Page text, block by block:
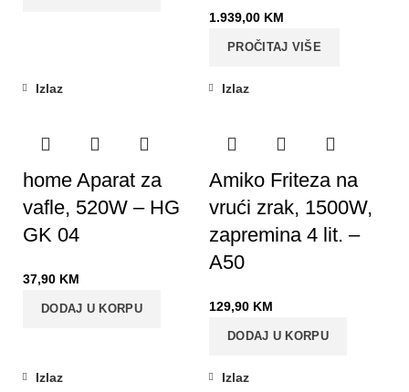
1.939,00 KM
PROČITAJ VIŠE
Izlaz
home Aparat za
vafle, 520W – HG
GK 04
37,90 KM
DODAJ U KORPU
Izlaz
Amiko Friteza na
vrući zrak, 1500W,
zapremina 4 lit. –
A50
129,90 KM
DODAJ U KORPU
Izlaz Izlaz